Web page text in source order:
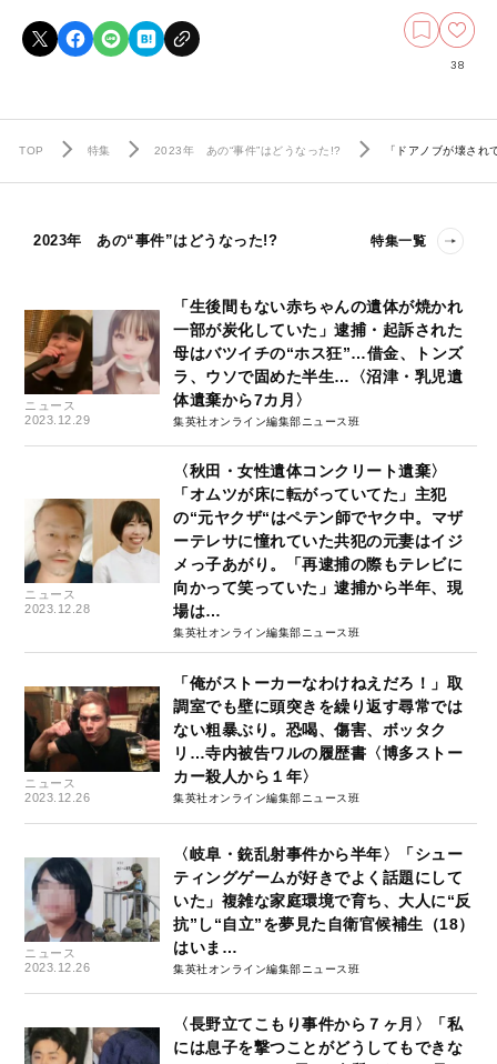
38
TOP 特集 2023年 あの“事件”はどうなった!? 「ドアノブが壊さ
2023年 あの“事件”はどうなった!? 特集一覧
ニュース
2023.12.29
「生後間もない赤ちゃんの遺体が焼かれ
一部が炭化していた」逮捕・起訴された
母はバツイチの“ホス狂”…借金、トンズ
ラ、ウソで固めた半生…〈沼津・乳児遺
体遺棄から7カ月〉
集英社オンライン編集部ニュース班
ニュース
2023.12.28
〈秋田・女性遺体コンクリート遺棄〉
「オムツが床に転がっていてた」主犯
の“元ヤクザ“はペテン師でヤク中。マザ
ーテレサに憧れていた共犯の元妻はイジ
メっ子あがり。「再逮捕の際もテレビに
向かって笑っていた」逮捕から半年、現
場は…
集英社オンライン編集部ニュース班
ニュース
2023.12.26
「俺がストーカーなわけねえだろ！」取
調室でも壁に頭突きを繰り返す尋常では
ない粗暴ぶり。恐喝、傷害、ボッタク
リ…寺内被告ワルの履歴書〈博多ストー
カー殺人から１年〉
集英社オンライン編集部ニュース班
ニュース
2023.12.26
〈岐阜・銃乱射事件から半年〉「シュー
ティングゲームが好きでよく話題にして
いた」複雑な家庭環境で育ち、大人に“反
抗”し“自立”を夢見た自衛官候補生（18）
はいま…
集英社オンライン編集部ニュース班
〈長野立てこもり事件から７ヶ月〉「私
には息子を撃つことがどうしてもできな